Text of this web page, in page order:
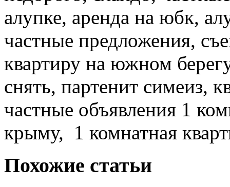
алупке, аренда на юбк,
частные предложения,
квартиру на южном
снять, партенит симеиз,
частные объявления 1
крыму, 1 комнатная
Похожие статьи